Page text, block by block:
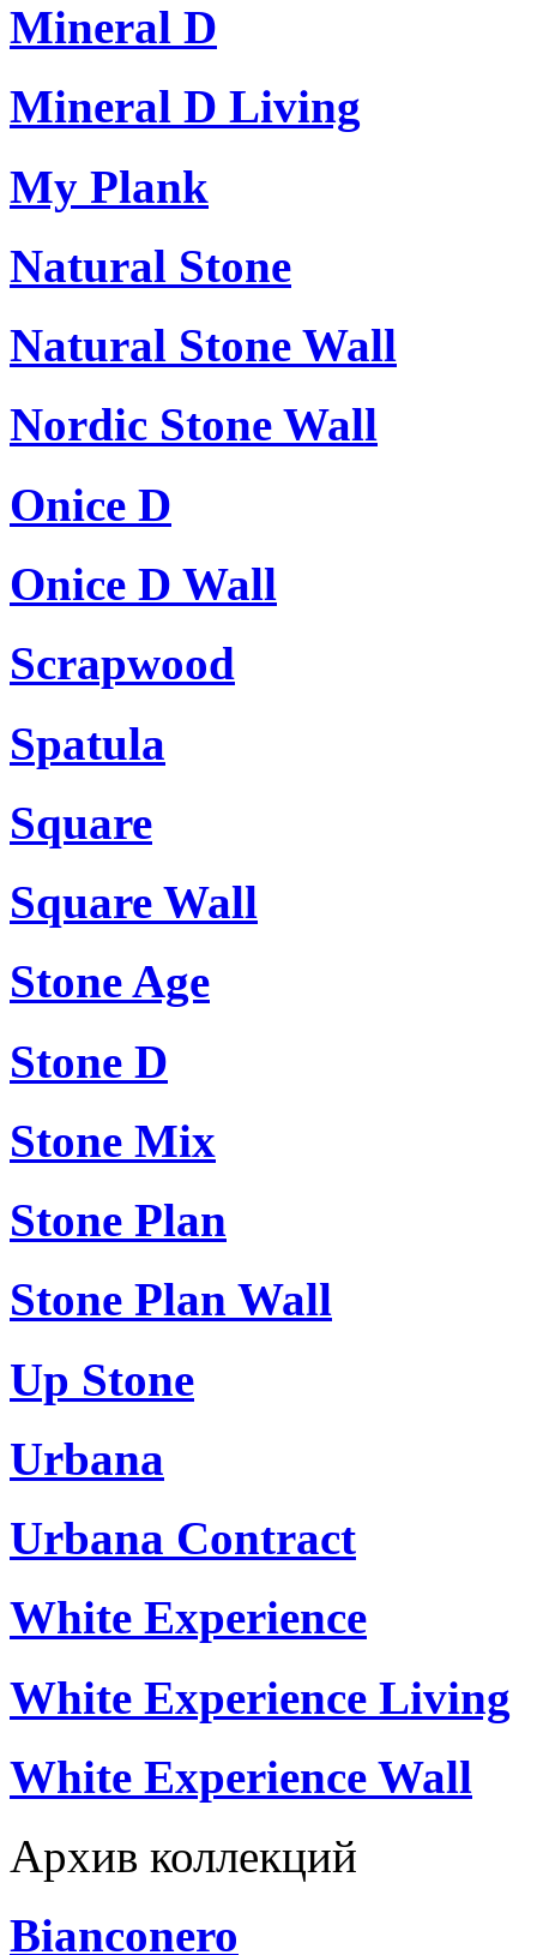
Mineral D
Mineral D Living
My Plank
Natural Stone
Natural Stone Wall
Nordic Stone Wall
Onice D
Onice D Wall
Scrapwood
Spatula
Square
Square Wall
Stone Age
Stone D
Stone Mix
Stone Plan
Stone Plan Wall
Up Stone
Urbana
Urbana Contract
White Experience
White Experience Living
White Experience Wall
Архив коллекций
Bianconero